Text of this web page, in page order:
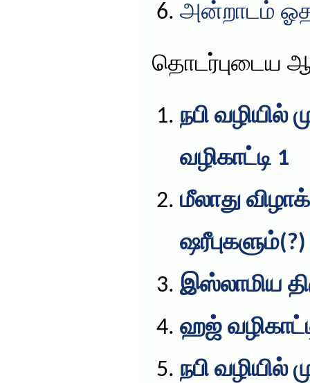
அன்றாடம்
தொடர்புடைய
நபி
வழிகாட்டி 1
மீலாது
ஷரீபுகளும்(?)
இஸ்லாமிய
ஹஜ்
நபி